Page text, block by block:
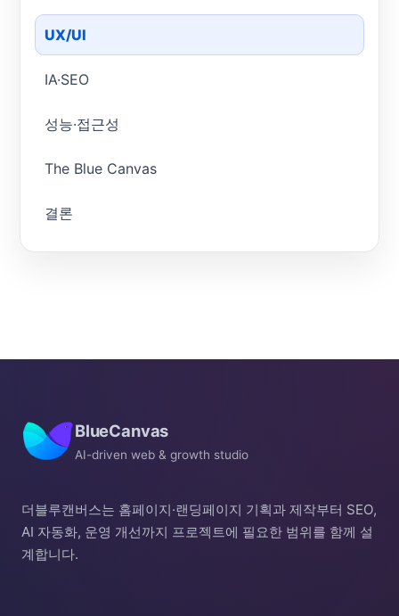
UX/UI
IA·SEO
성능·접근성
The Blue Canvas
결론
BlueCanvas
AI-driven web & growth studio
더블루캔버스는 홈페이지·랜딩페이지 기획과 제작부터 SEO,
AI 자동화, 운영 개선까지 프로젝트에 필요한 범위를 함께 설
계합니다.